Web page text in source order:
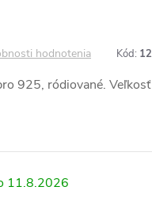
hodnotenia Kód:
925, ródiované.
11.8.2026